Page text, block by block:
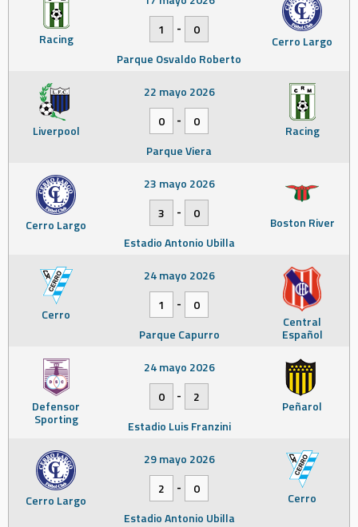
Racing Cerro Largo
1
-
0
Parque Osvaldo Roberto
Liverpool Racing
22 mayo 2026
0
-
0
Parque Viera
Cerro Largo Boston River
23 mayo 2026
3
-
0
Estadio Antonio Ubilla
Cerro Central
Español
24 mayo 2026
1
-
0
Parque Capurro
Defensor
Sporting
Peñarol
24 mayo 2026
0
-
2
Estadio Luis Franzini
Cerro Largo Cerro
29 mayo 2026
2
-
0
Estadio Antonio Ubilla